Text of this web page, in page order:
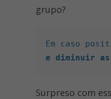
grupo?
Em caso
e diminuir as
Surpreso com